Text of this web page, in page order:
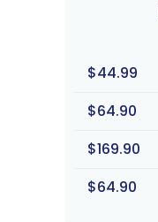
$44.99
$64.90
$169.90
$64.90